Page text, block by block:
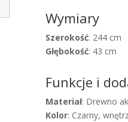
Wymiary
Szerokość: 244 cm
Głębokość: 43 cm
Funkcje i
Materiał: Drewno
Kolor: Czarny,